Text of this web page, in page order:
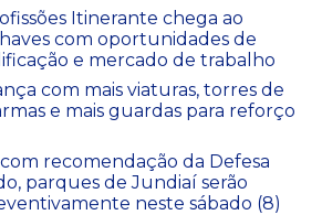
Itinerante chega ao
com oportunidades de
e mercado de trabalho
com mais viaturas, torres de
e mais guardas para reforço
recomendação da Defesa
parques de Jundiaí serão
neste sábado (8)